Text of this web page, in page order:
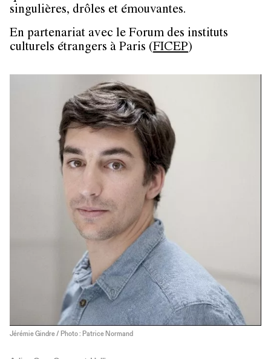
singulières, drôles et émouvantes.
En partenariat avec le Forum des instituts
culturels étrangers à Paris (FICEP)
Jérémie Gindre / Photo : Patrice Normand